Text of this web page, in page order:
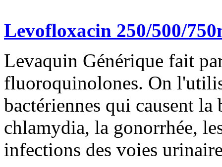
Levofloxacin 250/500/
Levaquin Générique fait
fluoroquinolones. On
bactériennes qui causent
chlamydia, la gonorrhée,
infections des voies